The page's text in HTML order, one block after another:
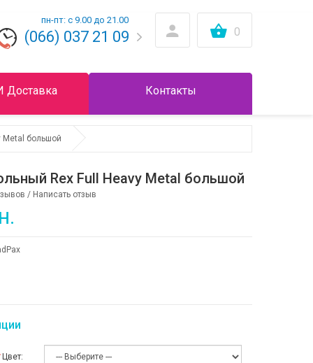
0
пн-пт: с 9.00 до 21.00
(066) 037 21 09
Доставка Контакты
Metal большой
Rex Full Heavy Metal большой
/ Написать отзыв
Цвет: